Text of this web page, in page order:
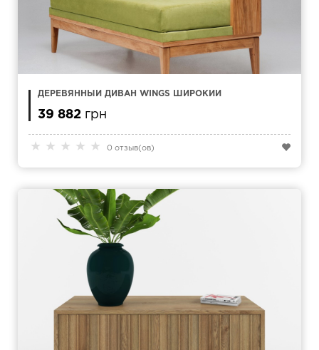
★ ★ ★ ★ ★ 0 отзыв(ов)
ДЕРЕВЯННЫЙ ДИВАН WINGS ШИРОКИЙ
39 882 грн